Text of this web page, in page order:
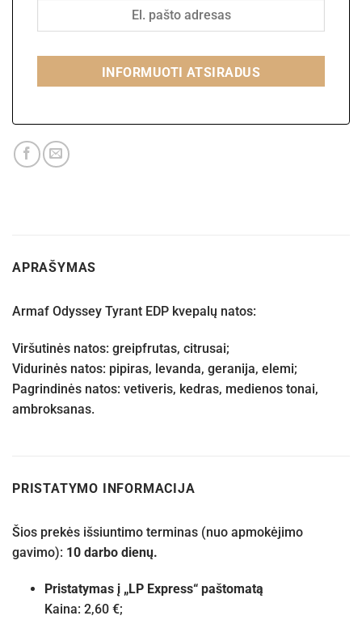
INFORMUOTI ATSIRADUS
APRAŠYMAS
Armaf Odyssey Tyrant EDP kvepalų natos:
Viršutinės natos: greipfrutas, citrusai;
Vidurinės natos: pipiras, levanda, geranija, elemi;
Pagrindinės natos: vetiveris, kedras, medienos tonai,
ambroksanas.
PRISTATYMO INFORMACIJA
Šios prekės išsiuntimo terminas (nuo apmokėjimo
gavimo): 10 darbo dienų.
Pristatymas į „LP Express“ paštomatą
Kaina: 2,60 €;